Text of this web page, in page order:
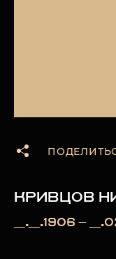
КРИВЦОВ
__.__.1906 —